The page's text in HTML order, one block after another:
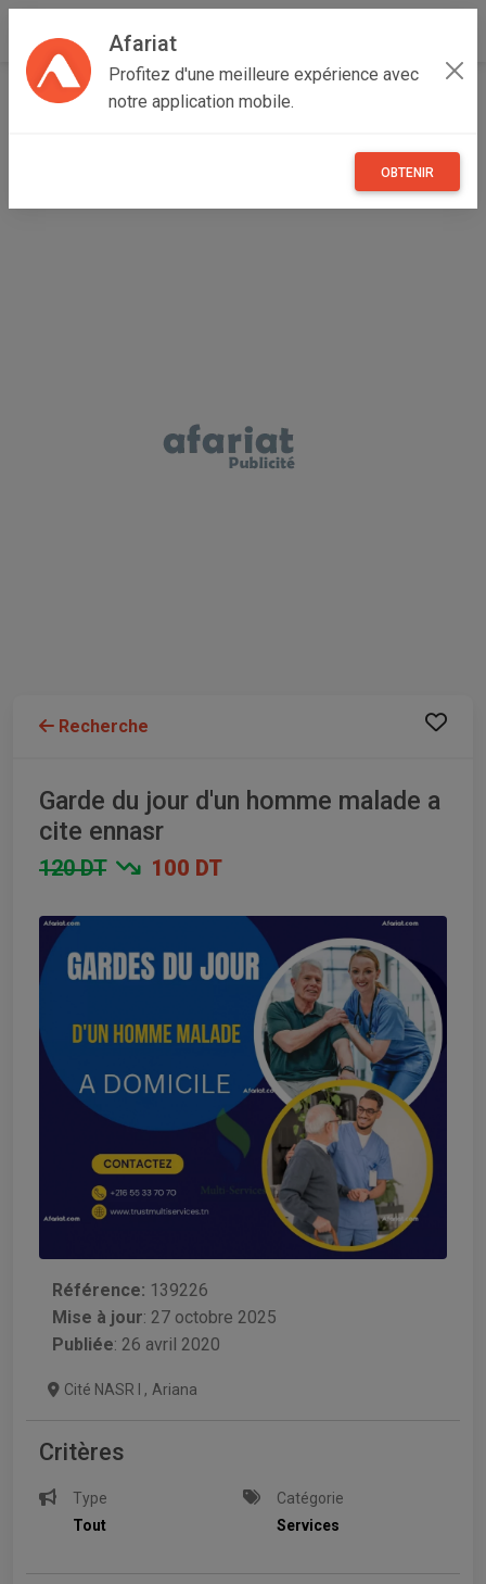
Afariat
Profitez d'une meilleure expérience avec
notre application mobile.
OBTENIR
Accueil Emploi, affaires et services
GARDE DU JOUR D'UN HOMME MALADE A CITE
Recherche
Garde du jour d'un homme malade a
cite ennasr
120 DT 100 DT
Référence: 139226
Mise à jour: 27 octobre 2025
Publiée: 26 avril 2020
Cité NASR I , Ariana
Critères
Type
Tout
Catégorie
Services